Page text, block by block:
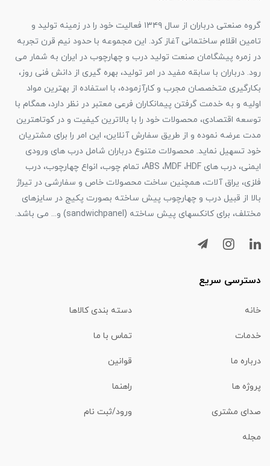
گروه صنعتی درباران از سال ۱۳۴۹ فعالیت خود را در زمینه تولید و
تامین اقلام ساختمانی آغاز کرد. این مجموعه با حدود نیم قرن تجربه
در زمره پیشگامان صنعت تولید درب و چهارچوب در ایران به شمار می
رود. درباران با سابقه مفید در امر تولید، بهره گیری از دانش فنی روز،
بکارگیری متخصصان مجرب و کارآزموده، با استفاده از بهترین مواد
اولیه و به خدمت گرفتن پیمانکاران فرعی معتبر در نظر دارد، همگام با
توسعه اقتصادی، محصولات خود را با بالاترین کیفیت و در کوتاهترین
مدت عرضه نموده و از طریق سفارش آنلاین، این امر را برای مشتریان
خود تسهیل نماید. محصولات متنوع درباران شامل درب های ورودی
ایمنی، درب های ABS ،MDF ،HDF، تمام چوب، انواع چهارچوب، درب
فلزی، یراق آلات، همچنین ساخت محصولات خاص و سفارشی در تیراژ
بالا از قبیل درب و چهارچوب پیش ساخته بصورت پکیج در سایزهای
مختلف، برای کانکسهای پیش ساخته (sandwichpanel) و... می باشد.
دسترسی سریع
خانه دسته بندی کالاها
خدمات تماس با ما
درباره ما قوانین
پروژه ها راهنما
صدای مشتری ورود/ثبت نام
مجله